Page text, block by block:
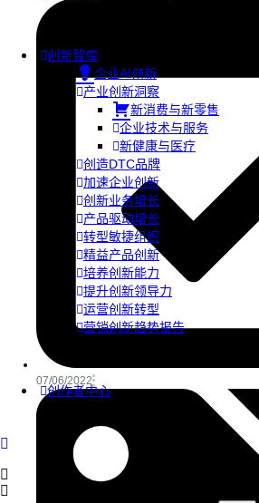
创新智库
企业AI创新
产业创新洞察
新消费与新零售
企业技术与服务
新健康与医疗
创造DTC品牌
加速企业创新
创新业务增长
产品驱动增长
转型敏捷组织
精益产品创新
培养创新能力
提升创新领导力
运营创新转型
营销创新趋势报告
创作者中心
07/06/2022